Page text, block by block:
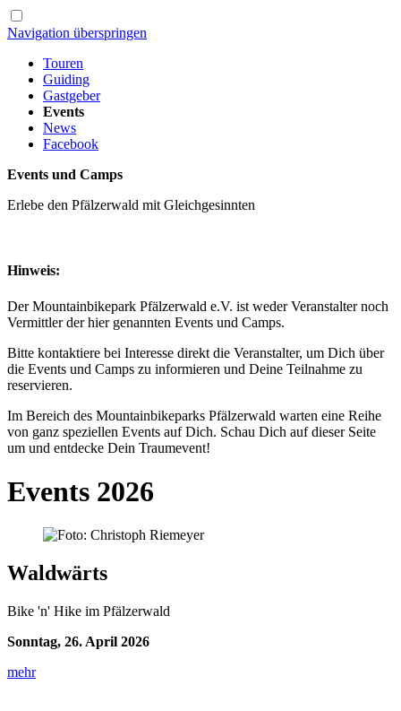
Navigation überspringen
Touren
Guiding
Gastgeber
Events
News
Facebook
Events und Camps
Erlebe den Pfälzerwald mit Gleichgesinnten
Hinweis:
Der Mountainbikepark Pfälzerwald e.V. ist weder Veranstalter noch
Vermittler der hier genannten Events und Camps.
Bitte kontaktiere bei Interesse direkt die Veranstalter, um Dich über
die Events und Camps zu informieren und Deine Teilnahme zu
reservieren.
Im Bereich des Mountainbikeparks Pfälzerwald warten eine Reihe
von ganz speziellen Events auf Dich. Schau Dich auf dieser Seite
um und entdecke Dein Traumevent!
Events 2026
Waldwärts
Bike 'n' Hike im Pfälzerwald
Sonntag, 26. April 2026
mehr